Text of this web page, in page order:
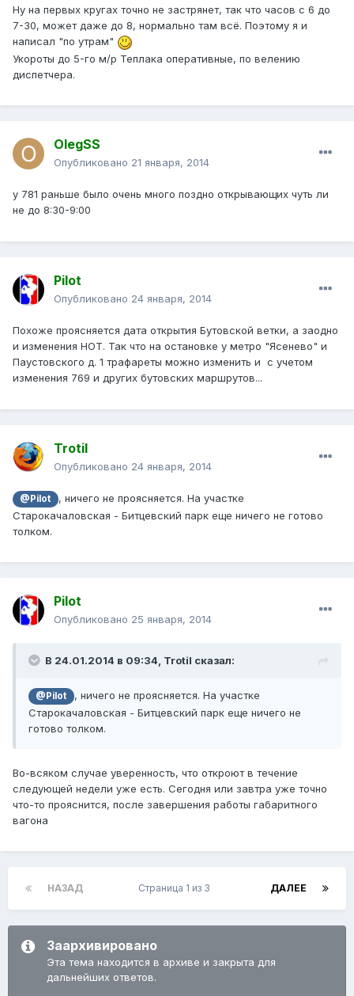
Ну на первых кругах точно не застрянет, так что часов с 6 до
7-30, может даже до 8, нормально там всё. Поэтому я и
написал "по утрам"
Укороты до 5-го м/р Теплака оперативные, по велению
диспетчера.
OlegSS
Опубликовано 21 января, 2014
у 781 раньше было очень много поздно открывающих чуть ли
не до 8:30-9:00
Pilot
Опубликовано 24 января, 2014
Похоже проясняется дата открытия Бутовской ветки, а заодно
и изменения НОТ. Так что на остановке у метро "Ясенево" и
Паустовского д. 1 трафареты можно изменить и с учетом
изменения 769 и других бутовских маршрутов...
Trotil
Опубликовано 24 января, 2014
@Pilot
, ничего не проясняется. На участке
Старокачаловская - Битцевский парк еще ничего не готово
толком.
Pilot
Опубликовано 25 января, 2014
В 24.01.2014 в 09:34, Trotil сказал:
@Pilot
, ничего не проясняется. На участке
Старокачаловская - Битцевский парк еще ничего не
готово толком.
Во-всяком случае уверенность, что откроют в течение
следующей недели уже есть. Сегодня или завтра уже точно
что-то прояснится, после завершения работы габаритного
вагона
НАЗАД ДАЛЕЕ
Страница 1 из 3
Заархивировано
Эта тема находится в архиве и закрыта для
дальнейших ответов.